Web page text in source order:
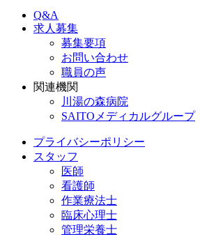
Q&A
求人募集
募集要項
お問い合わせ
職員の声
関連機関
川湯の森病院
SAITOメディカルグループ
プライバシーポリシー
スタッフ
医師
看護師
作業療法士
臨床心理士
管理栄養士